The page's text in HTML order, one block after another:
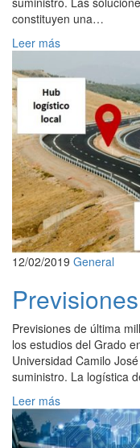
constituyen una…
Leer más
12/02/2019 General
Previsiones de última
los estudios del Grado
Universidad Camilo
suministro. La logística
Leer más